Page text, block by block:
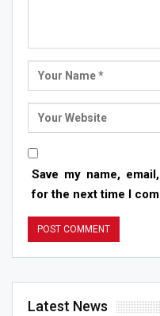
Save my name,
for the next time I
Latest News